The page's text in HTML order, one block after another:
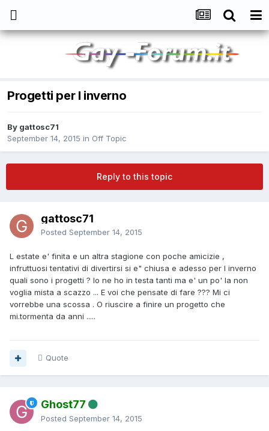
Progetti per l inverno
By gattosc71
September 14, 2015 in Off Topic
Reply to this topic
gattosc71
Posted September 14, 2015
L estate e' finita e un altra stagione con poche amicizie ,
infruttuosi tentativi di divertirsi si e" chiusa e adesso per l inverno
quali sono i progetti ? Io ne ho in testa tanti ma e' un po' la non
voglia mista a scazzo ... E voi che pensate di fare ??? Mi ci
vorrebbe una scossa . O riuscire a finire un progetto che
mi.tormenta da anni .....
Quote
Ghost77
Posted September 14, 2015